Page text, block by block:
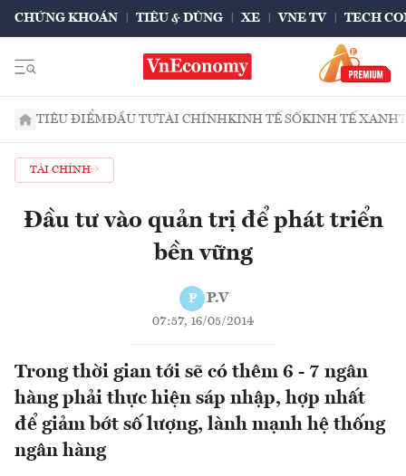
CHỨNG KHOÁN TIÊU & DÙNG XE VNE TV TECH
TIÊU ĐIỂMĐẦU TƯTÀI CHÍNHKINH TẾ SỐKINH TẾ XANH
TÀI CHÍNH
Đầu tư vào quản trị để phát triển
bền vững
P P.V
07:57, 16/05/2014
Trong thời gian tới sẽ có thêm 6 - 7 ngân
hàng phải thực hiện sáp nhập, hợp nhất
để giảm bớt số lượng, lành mạnh hệ thống
ngân hàng